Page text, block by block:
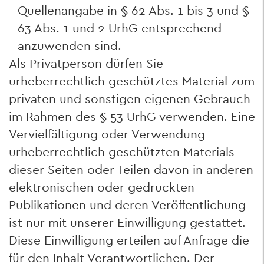
Quellenangabe in § 62 Abs. 1 bis 3 und §
63 Abs. 1 und 2 UrhG entsprechend
anzuwenden sind.
Als Privatperson dürfen Sie
urheberrechtlich geschütztes Material zum
privaten und sonstigen eigenen Gebrauch
im Rahmen des § 53 UrhG verwenden. Eine
Vervielfältigung oder Verwendung
urheberrechtlich geschützten Materials
dieser Seiten oder Teilen davon in anderen
elektronischen oder gedruckten
Publikationen und deren Veröffentlichung
ist nur mit unserer Einwilligung gestattet.
Diese Einwilligung erteilen auf Anfrage die
für den Inhalt Verantwortlichen. Der